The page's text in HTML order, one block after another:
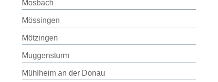
Mosbach
Mössingen
Mötzingen
Muggensturm
Mühlheim an der Donau